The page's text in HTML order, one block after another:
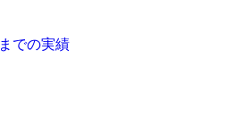
での実績